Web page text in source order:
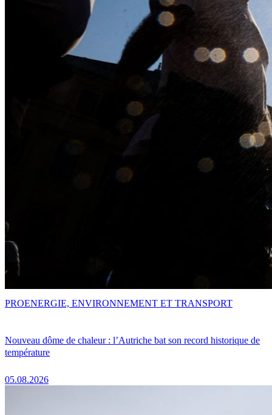
Nouveau dôme de chaleur : l’Autriche bat son record historique de
température
05.08.2026
PROENERGIE, ENVIRONNEMENT ET TRANSPORT